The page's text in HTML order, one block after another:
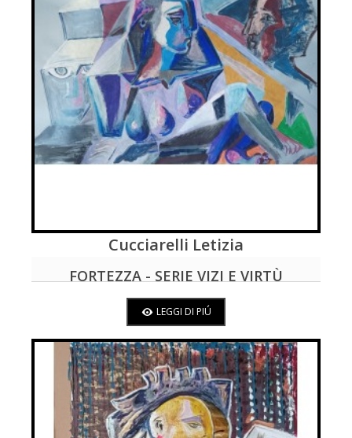
LEGGI DI PIÚ
Cucciarelli Letizia
FORTEZZA - SERIE VIZI E VIRTÙ
LEGGI DI PIÚ